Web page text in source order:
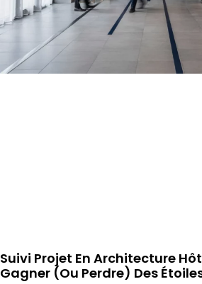
Suivi Projet En Architecture
Gagner (ou Perdre) Des